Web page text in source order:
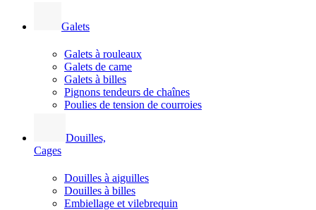
Galets
Galets à rouleaux
Galets de came
Galets à billes
Pignons tendeurs de chaînes
Poulies de tension de courroies
Douilles,
Cages
Douilles à aiguilles
Douilles à billes
Embiellage et vilebrequin